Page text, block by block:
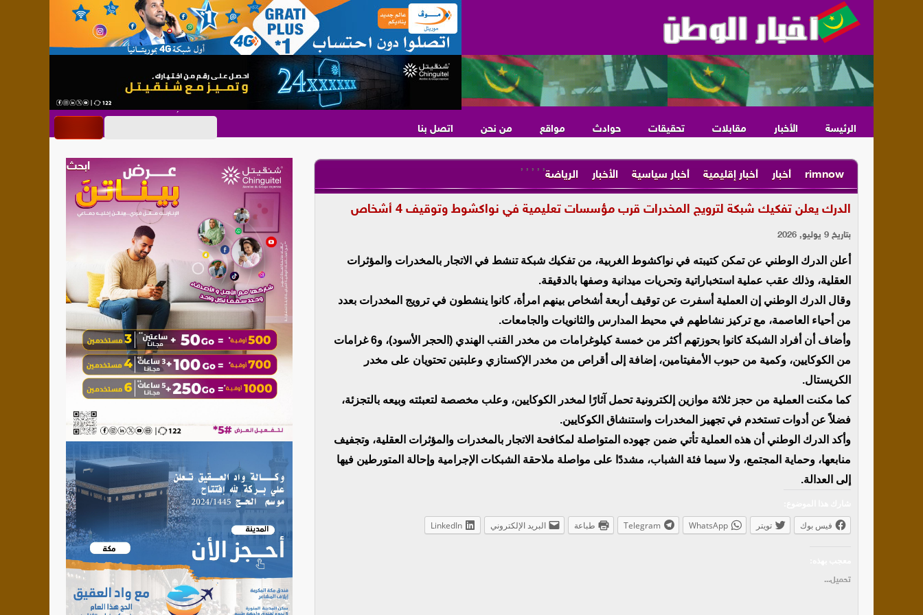
الرئيسة الأخبار مقابلات تحقيقات حوادث مواقع من نحن اتصل بنا
rimnow
,
أخبار
,
أخبار إقليمية
,
أخبار سياسية
,
الأخبار
,
الرياضة
الدرك يعلن تفكيك شبكة لترويج المخدرات قرب مؤسسات تعليمية في نواكشوط وتوقيف 4 أشخاص
بتاريخ 9 يوليو, 2026
أعلن الدرك الوطني عن تمكن كتيبته في نواكشوط الغربية، من تفكيك شبكة تنشط في الاتجار بالمخدرات والمؤثرات
العقلية، وذلك عقب عملية استخباراتية وتحريات ميدانية وصفها بالدقيقة.
وقال الدرك الوطني إن العملية أسفرت عن توقيف أربعة أشخاص بينهم امرأة، كانوا ينشطون في ترويج المخدرات بعدد
من أحياء العاصمة، مع تركيز نشاطهم في محيط المدارس والثانويات والجامعات.
وأضاف أن أفراد الشبكة كانوا بحوزتهم أكثر من خمسة كيلوغرامات من مخدر القنب الهندي (الحجر الأسود)، و6 غرامات
من الكوكايين، وكمية من حبوب الأمفيتامين، إضافة إلى أقراص من مخدر الإكستازي وعلبتين تحتويان على مخدر
الكريستال.
كما مكنت العملية من حجز ثلاثة موازين إلكترونية تحمل آثارًا لمخدر الكوكايين، وعلب مخصصة لتعبئته وبيعه بالتجزئة،
فضلاً عن أدوات تستخدم في تجهيز المخدرات واستنشاق الكوكايين.
وأكد الدرك الوطني أن هذه العملية تأتي ضمن جهوده المتواصلة لمكافحة الاتجار بالمخدرات والمؤثرات العقلية، وتجفيف
منابعها، وحماية المجتمع، ولا سيما فئة الشباب، مشددًا على مواصلة ملاحقة الشبكات الإجرامية وإحالة المتورطين فيها
إلى العدالة.
فيس بوك تويتر WhatsApp
Telegram طباعة البريد الإلكتروني LinkedIn
تحميل...